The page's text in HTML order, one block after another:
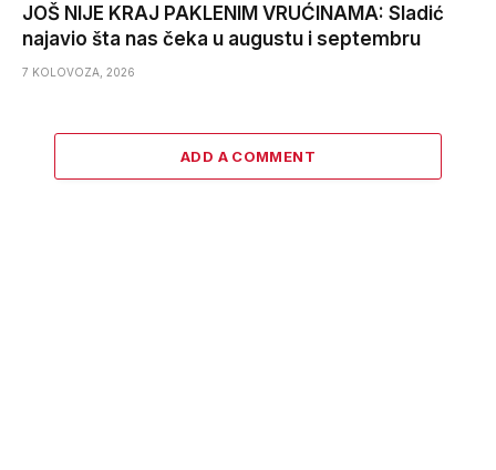
JOŠ NIJE KRAJ PAKLENIM VRUĆINAMA: Sladić
najavio šta nas čeka u augustu i septembru
7 KOLOVOZA, 2026
ADD A COMMENT